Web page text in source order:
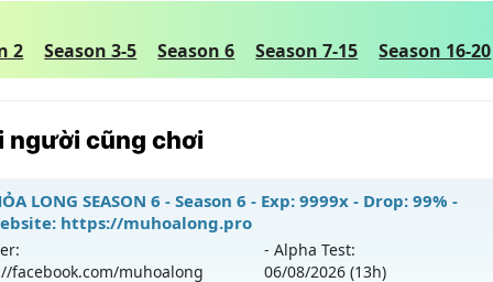
2 Season 3-5 Season 6 Season 7-15 Season 16-20
người cũng chơi
LONG SEASON 6 - Season 6 - Exp: 9999x - Drop: 99% -
https://muhoalong.pro
facebook.com/muhoalong
- Alpha Test:
06/08/2026 (13h)